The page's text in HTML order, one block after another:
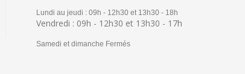
Lundi au jeudi : 09h - 12h30 et 13h30 - 18h
Vendredi : 09h - 12h30 et 13h30 - 17h
Samedi et dimanche Fermés